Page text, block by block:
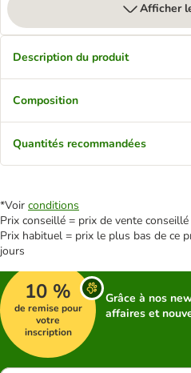
Afficher
Description du produit
Composition
Quantités recommandées
*Voir conditions
Prix conseillé = prix de vente
Prix habituel = prix le plus bas de ce
jours
10 %
de remise pour
votre
inscription
Grâce à nos
affaires et